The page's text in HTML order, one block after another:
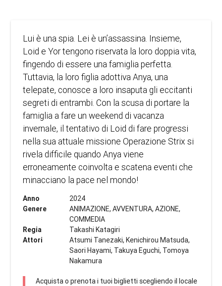
Lui è una spia. Lei è un’assassina. Insieme,
Loid e Yor tengono riservata la loro doppia vita,
fingendo di essere una famiglia perfetta.
Tuttavia, la loro figlia adottiva Anya, una
telepate, conosce a loro insaputa gli eccitanti
segreti di entrambi. Con la scusa di portare la
famiglia a fare un weekend di vacanza
invernale, il tentativo di Loid di fare progressi
nella sua attuale missione Operazione Strix si
rivela difficile quando Anya viene
erroneamente coinvolta e scatena eventi che
minacciano la pace nel mondo!
Anno
2024
Genere
ANIMAZIONE, AVVENTURA, AZIONE,
COMMEDIA
Regia
Takashi Katagiri
Attori
Atsumi Tanezaki, Kenichirou Matsuda,
Saori Hayami, Takuya Eguchi, Tomoya
Nakamura
Acquista o prenota i tuoi biglietti scegliendo il locale